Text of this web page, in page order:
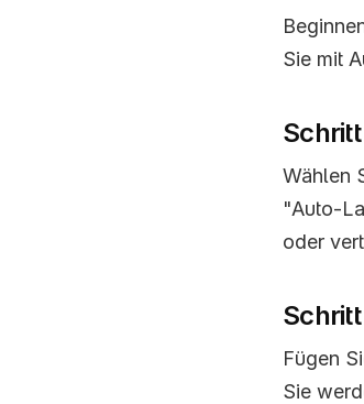
Sie mit
Wählen
"Auto-
oder
Fügen
Sie